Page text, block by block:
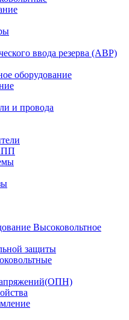
ввода резерва (АВР)
оборудование
и провода
Высоковольтное
защиты